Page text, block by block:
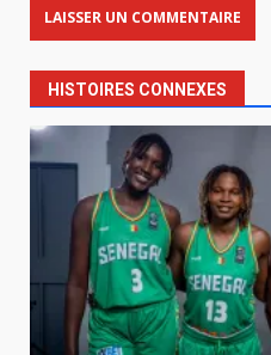
HISTOIRES CONNEXES